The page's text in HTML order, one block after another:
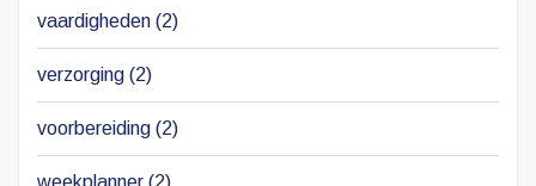
vaardigheden (2)
verzorging (2)
voorbereiding (2)
weekplanner (2)